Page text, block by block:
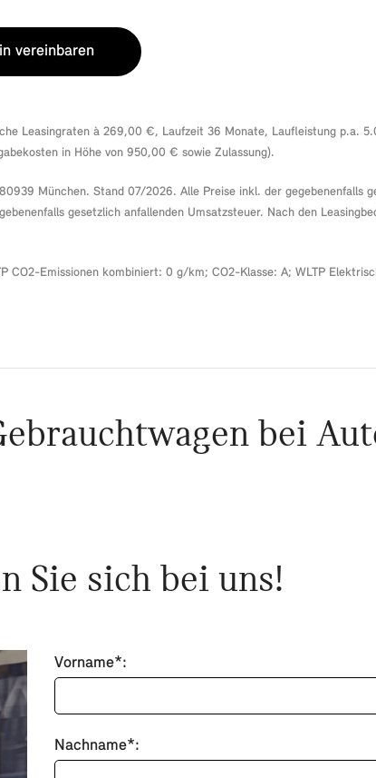
vereinbaren
Leasingraten à 269,00 €, Laufzeit 36 Monate, Laufleistung p.a.
in Höhe von 950,00 € sowie Zulassung).
München. Stand 07/2026. Alle Preise inkl. der gegebenenfalls
gesetzlich anfallenden Umsatzsteuer. Nach den
CO2-Emissionen kombiniert: 0 g/km; CO2-Klasse: A; WLTP
bei
Sie sich bei uns!
Vorname*:
Nachname*: